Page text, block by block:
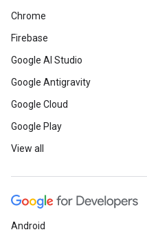
Chrome
Firebase
Google AI Studio
Google Antigravity
Google Cloud
Google Play
View all
Android